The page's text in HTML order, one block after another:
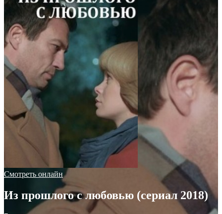
Смотреть онлайн
Из прошлого с любовью (сериал 2018)